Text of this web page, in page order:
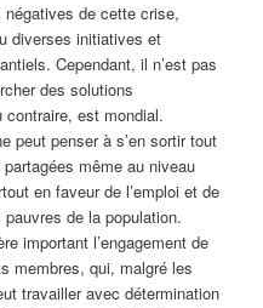
de cette crise,
diverses initiatives et
Cependant, il n’est pas
des solutions
contraire, est mondial.
peut penser à s’en sortir tout
même au niveau
en faveur de l’emploi et de
de la population.
important l’engagement de
membres, qui, malgré les
travailler avec détermination